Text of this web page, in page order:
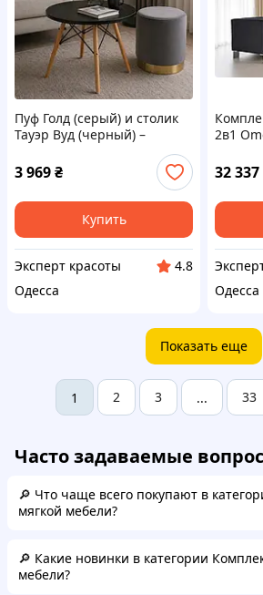
Пуф Голд (серый) и столик
Тауэр Вуд (черный) –
комплект для гардеробной
студии или лаунж-
пространства
3 969₴
Купить
Эксперт красоты
4.8
Одесса
2в1
(диван
32 337
Одесса
Показать еще
1 2 3 ... 33
Часто задаваемые
🔎 Что чаще всего покупают в
мягкой мебели?
🔎 Какие новинки в категории
мебели?